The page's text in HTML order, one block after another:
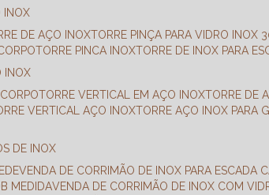
INOX
DE AÇO INOX TORRE PINÇA PARA VIDRO INOX
TORRE PINCA INOX TORRE DE INOX PARA
INOX
TORRE VERTICAL EM AÇO INOX TORRE DE
VERTICAL AÇO INOX TORRE AÇO INOX PARA
DE INOX
VENDA DE CORRIMÃO DE INOX PARA ESCADA
MEDIDA
VENDA DE CORRIMÃO DE INOX COM